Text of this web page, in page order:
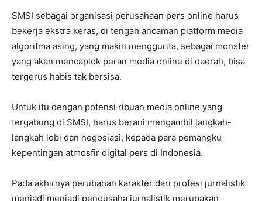
SMSI sebagai organisasi perusahaan pers online harus
bekerja ekstra keras, di tengah ancaman platform media
algoritma asing, yang makin menggurita, sebagai monster
yang akan mencaplok peran media online di daerah, bisa
tergerus habis tak bersisa.
Untuk itu dengan potensi ribuan media online yang
tergabung di SMSI, harus berani mengambil langkah-
langkah lobi dan negosiasi, kepada para pemangku
kepentingan atmosfir digital pers di Indonesia.
Pada akhirnya perubahan karakter dari profesi jurnalistik
menjadi menjadi pengusaha jurnalistik merupakan